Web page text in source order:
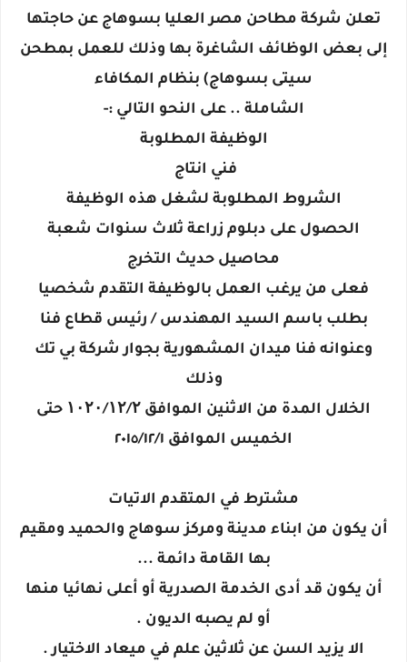
تعلن شركة مطاحن مصر العليا بسوهاج عن حاجتها
إلى بعض الوظائف الشاغرة بها وذلك للعمل بمطحن
سيتى بسوهاج) بنظام المكافاء
الشاملة .. على النحو التالي :-
الوظيفة المطلوبة
فني انتاج
الشروط المطلوبة لشغل هذه الوظيفة
الحصول على دبلوم زراعة ثلاث سنوات شعبة
محاصيل حديث التخرج
فعلى من يرغب العمل بالوظيفة التقدم شخصيا
بطلب باسم السيد المهندس / رئيس قطاع فنا
وعنوانه فنا ميدان المشهورية بجوار شركة بي تك
وذلك
الخلال المدة من الاثنين الموافق ۱۰۲۰/۱۲/۲ حتى
الخميس الموافق ٢٠١٥/١٢/١
مشترط في المتقدم الاتيات
أن يكون من ابناء مدينة ومركز سوهاج والحميد ومقيم
بها القامة دائمة ...
أن يكون قد أدى الخدمة الصدرية أو أعلى نهائيا منها
أو لم يصبه الديون .
الا يزيد السن عن ثلاثين علم في ميعاد الاختيار .